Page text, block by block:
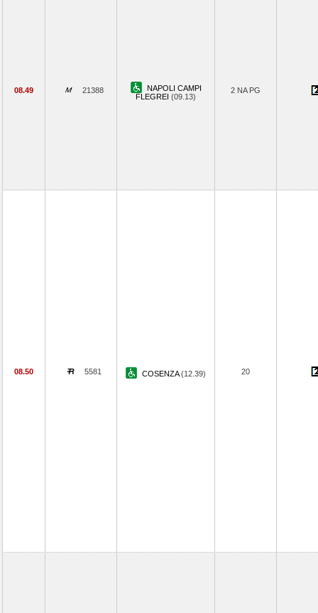
08.49 21388
NAPOLI CAMPI
FLEGREI (09.13)
2 NA PG
08.50 5581 COSENZA(12.39) 20